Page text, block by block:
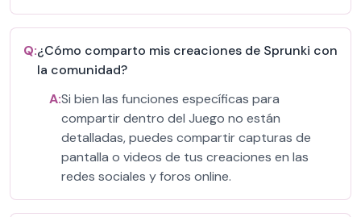
Q:¿Cómo comparto mis creaciones de Sprunki con
la comunidad?
A:Si bien las funciones específicas para
compartir dentro del Juego no están
detalladas, puedes compartir capturas de
pantalla o videos de tus creaciones en las
redes sociales y foros online.